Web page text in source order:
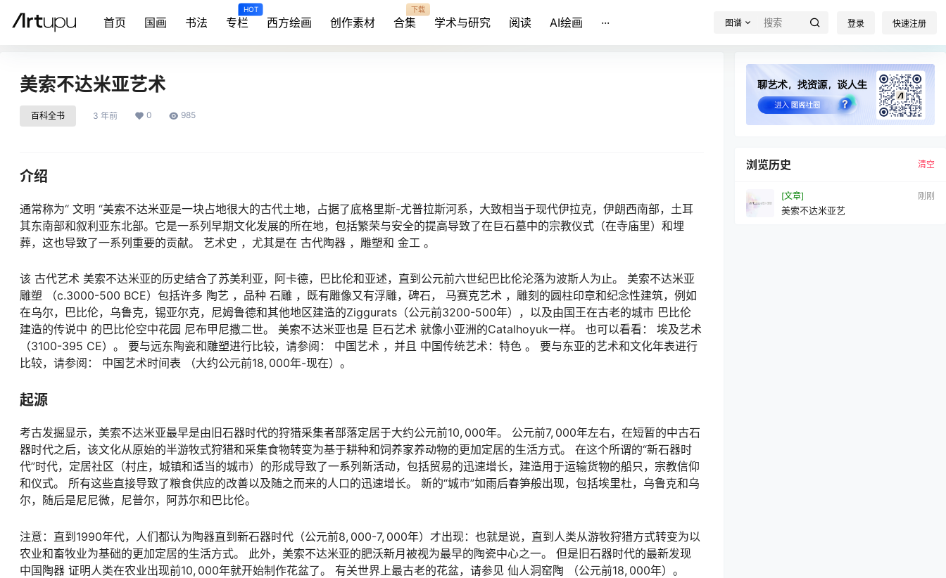
首页 国画 书法 专栏
HOT
西方绘画 创作素材 合集
下载
学术与研究 阅读 AI绘画 ··· 图谱 登录 快速注册
美索不达米亚艺术
百科全书 3 年前 0 985
介绍
通常称为“ 文明 “美索不达米亚是一块占地很大的古代土地，占据了底格里斯-尤普拉斯河系，大致相当于现代伊拉克，伊朗西南部，土耳
其东南部和叙利亚东北部。它是一系列早期文化发展的所在地，包括繁荣与安全的提高导致了在巨石墓中的宗教仪式（在寺庙里）和埋
葬，这也导致了一系列重要的贡献。 艺术史 ，尤其是在 古代陶器 ，雕塑和 金工 。
该 古代艺术 美索不达米亚的历史结合了苏美利亚，阿卡德，巴比伦和亚述，直到公元前六世纪巴比伦沦落为波斯人为止。 美索不达米亚
雕塑 （c.3000-500 BCE）包括许多 陶艺 ，品种 石雕 ，既有雕像又有浮雕，碑石， 马赛克艺术 ，雕刻的圆柱印章和纪念性建筑，例如
在乌尔，巴比伦，乌鲁克，锡亚尔克，尼姆鲁德和其他地区建造的Ziggurats（公元前3200-500年），以及由国王在古老的城市 巴比伦
建造的传说中 的巴比伦空中花园 尼布甲尼撒二世。 美索不达米亚也是 巨石艺术 就像小亚洲的Catalhoyuk一样。 也可以看看： 埃及艺术
（3100-395 CE）。 要与远东陶瓷和雕塑进行比较，请参阅： 中国艺术 ，并且 中国传统艺术：特色 。 要与东亚的艺术和文化年表进行
比较，请参阅： 中国艺术时间表 （大约公元前18, 000年-现在）。
起源
考古发掘显示，美索不达米亚最早是由旧石器时代的狩猎采集者部落定居于大约公元前10, 000年。 公元前7, 000年左右，在短暂的中古石
器时代之后，该文化从原始的半游牧式狩猎和采集食物转变为基于耕种和饲养家养动物的更加定居的生活方式。 在这个所谓的“新石器时
代”时代，定居社区（村庄，城镇和适当的城市）的形成导致了一系列新活动，包括贸易的迅速增长，建造用于运输货物的船只，宗教信仰
和仪式。 所有这些直接导致了粮食供应的改善以及随之而来的人口的迅速增长。 新的“城市”如雨后春笋般出现，包括埃里杜，乌鲁克和乌
尔，随后是尼尼微，尼普尔，阿苏尔和巴比伦。
注意：直到1990年代，人们都认为陶器直到新石器时代（公元前8, 000-7, 000年）才出现：也就是说，直到人类从游牧狩猎方式转变为以
农业和畜牧业为基础的更加定居的生活方式。 此外，美索不达米亚的肥沃新月被视为最早的陶瓷中心之一。 但是旧石器时代的最新发现
中国陶器 证明人类在农业出现前10, 000年就开始制作花盆了。 有关世界上最古老的花盆，请参见 仙人洞窑陶 （公元前18, 000年）。
浏览历史 清空
[文章] 刚刚
美索不达米亚艺